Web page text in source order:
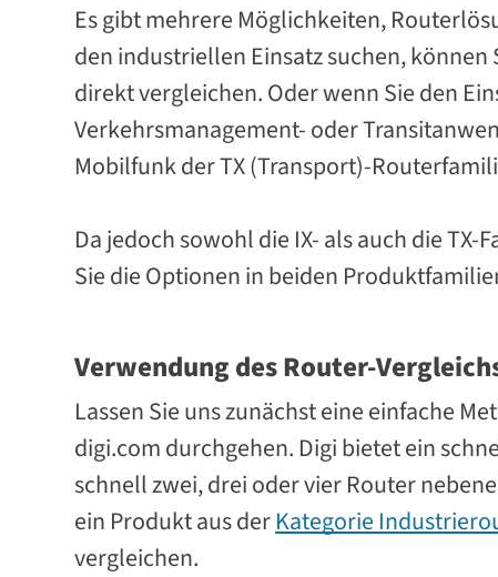
Es gibt mehrere Möglichkeiten,
den industriellen Einsatz suchen,
direkt vergleichen. Oder wenn Sie den
Verkehrsmanagement- oder
Mobilfunk der TX (Transport)-
Da jedoch sowohl die IX- als auch die
Sie die Optionen in beiden
Verwendung des Router-
Lassen Sie uns zunächst eine einfache
digi.com durchgehen. Digi bietet ein
schnell zwei, drei oder vier Router
ein Produkt aus derKategorie
vergleichen.